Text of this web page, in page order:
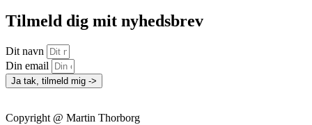
Tilmeld dig mit nyhedsbrev
Dit navn
Din email
Ja tak, tilmeld mig ->
Copyright @ Martin Thorborg